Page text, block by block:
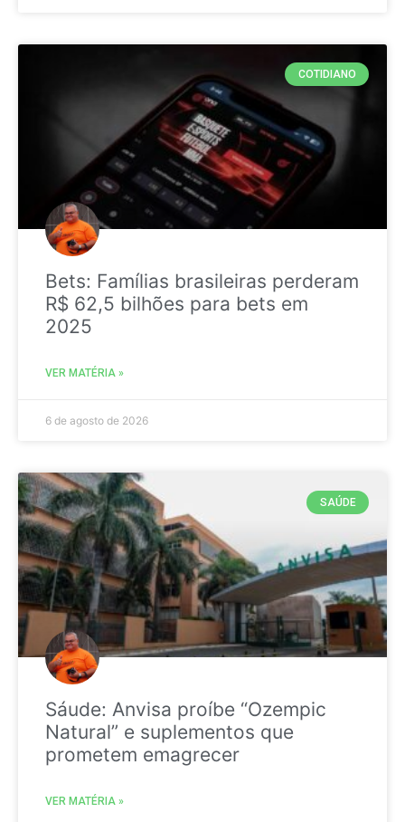
COTIDIANO
Bets: Famílias brasileiras perderam
R$ 62,5 bilhões para bets em
2025
VER MATÉRIA »
6 de agosto de 2026
SAÚDE
Sáude: Anvisa proíbe “Ozempic
Natural” e suplementos que
prometem emagrecer
VER MATÉRIA »